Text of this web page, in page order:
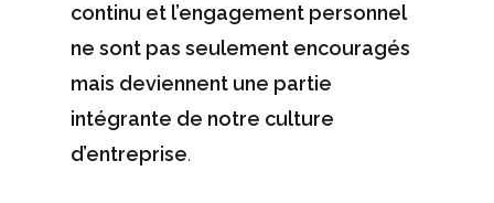
continu et l’engagement personnel
ne sont pas seulement encouragés
mais deviennent une partie
intégrante de notre culture
d’entreprise.